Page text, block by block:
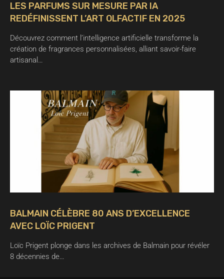
LES PARFUMS SUR MESURE PAR IA
REDÉFINISSENT L’ART OLFACTIF EN 2025
Découvrez comment l’intelligence artificielle transforme la
création de fragrances personnalisées, alliant savoir-faire
artisanal…
BALMAIN CÉLÈBRE 80 ANS D’EXCELLENCE
AVEC LOÏC PRIGENT
Loïc Prigent plonge dans les archives de Balmain pour révéler
8 décennies de…